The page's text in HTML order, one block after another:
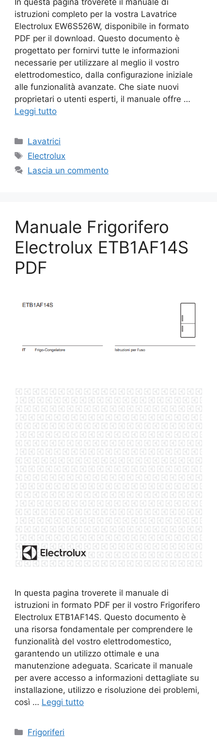
istruzioni completo per la vostra Lavatrice
Electrolux EW6S526W, disponibile in formato
PDF per il download. Questo documento è
progettato per fornirvi tutte le informazioni
necessarie per utilizzare al meglio il vostro
elettrodomestico, dalla configurazione iniziale
alle funzionalità avanzate. Che siate nuovi
proprietari o utenti esperti, il manuale offre …
Leggi tutto
Categorie
Lavatrici
Tag
Electrolux
Lascia un commento
Manuale Frigorifero
Electrolux ETB1AF14S
PDF
In questa pagina troverete il manuale di
istruzioni in formato PDF per il vostro Frigorifero
Electrolux ETB1AF14S. Questo documento è
una risorsa fondamentale per comprendere le
funzionalità del vostro elettrodomestico,
garantendo un utilizzo ottimale e una
manutenzione adeguata. Scaricate il manuale
per avere accesso a informazioni dettagliate su
installazione, utilizzo e risoluzione dei problemi,
così … Leggi tutto
Categorie
Frigoriferi